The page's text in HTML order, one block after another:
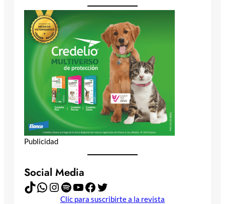
Publicidad
Social Media
TikTok WhatsApp Instagram Spotify YouTube Facebook Twitter
Clic para suscribirte a la revista